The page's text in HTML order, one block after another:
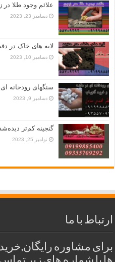
علائم وجود طلا در
دسامبر 23, 2023
لایه های خاک در
دسامبر 10, 2023
سنگهای رودخانه ای
دسامبر 9, 2023
گنجینه کم‌تر
نوامبر 25, 2023
ارتباط با ما
برای مشاوره